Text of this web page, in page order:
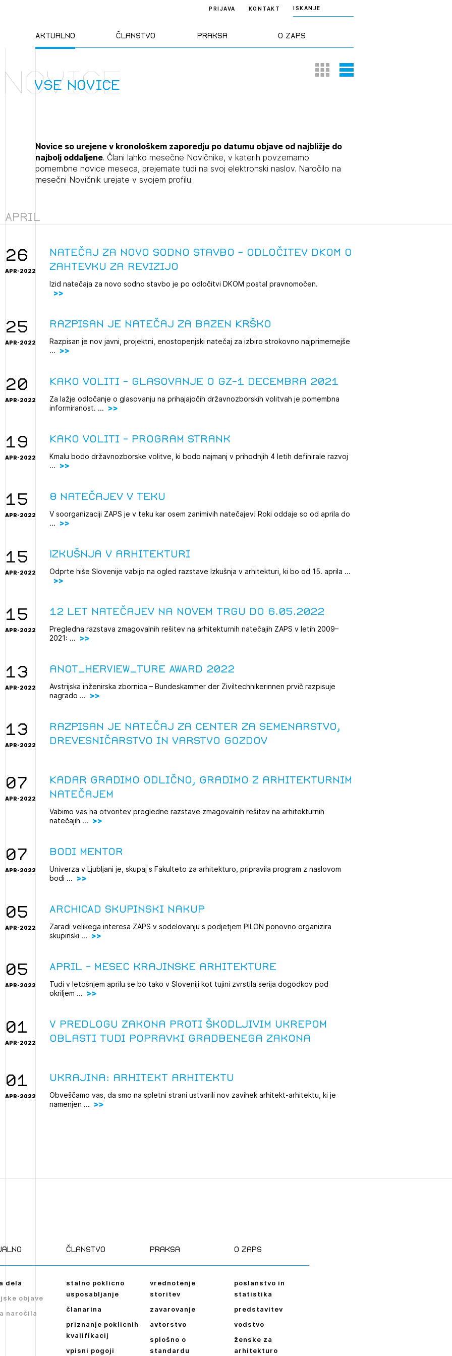
Aktualno Članstvo Praksa O ZAPS
PRIJAVA KONTAKT ISKANJE
Novice
Dogodki
Člani ZAPS
Kandidati za
izpit
Opravljanje
Občinski
Predstavitev
Projekti
potrebno prijaviti.
se s svojim ZAPS uporabniškim imenom in geslom.
SE
REGISTRIRAJTE SE
Thumbnail View
List View
vse novice
Novice
Novice so urejene v kronološkem zaporedju po datumu objave od najbližje do
najbolj oddaljene. Člani lahko mesečne Novičnike, v katerih povzemamo
pomembne novice meseca, prejemate tudi na svoj elektronski naslov. Naročilo na
mesečni Novičnik urejate v svojem profilu.
April
26
APR-2022
Natečaj za novo sodno stavbo - odločitev DKOM o
zahtevku za revizijo
Izid natečaja za novo sodno stavbo je po odločitvi DKOM postal pravnomočen.
25
APR-2022
Razpisan je natečaj za bazen Krško
Razpisan je nov javni, projektni, enostopenjski natečaj za izbiro strokovno najprimernejše
...
20
APR-2022
Kako voliti - glasovanje o GZ-1 decembra 2021
Za lažje odločanje o glasovanju na prihajajočih državnozborskih volitvah je pomembna
informiranost. ...
19
APR-2022
Kako voliti - program strank
Kmalu bodo državnozborske volitve, ki bodo najmanj v prihodnjih 4 letih definirale razvoj
...
15
APR-2022
8 natečajev v teku
V soorganizaciji ZAPS je v teku kar osem zanimivih natečajev! Roki oddaje so od aprila do
...
15
APR-2022
Izkušnja v arhitekturi
Odprte hiše Slovenije vabijo na ogled razstave Izkušnja v arhitekturi, ki bo od 15. aprila ...
15
APR-2022
12 let natečajev na Novem trgu do 6.05.2022
Pregledna razstava zmagovalnih rešitev na arhitekturnih natečajih ZAPS v letih 2009–
2021: ...
13
APR-2022
anot_HERVIEW_ture AWARD 2022
Avstrijska inženirska zbornica – Bundeskammer der Ziviltechnikerinnen prvič razpisuje
nagrado ...
13
APR-2022
Razpisan je natečaj za Center za semenarstvo,
drevesničarstvo in varstvo gozdov
07
APR-2022
Kadar gradimo odlično, gradimo z arhitekturnim
natečajem
Vabimo vas na otvoritev pregledne razstave zmagovalnih rešitev na arhitekturnih
natečajih ...
07
APR-2022
Bodi mentor
Univerza v Ljubljani je, skupaj s Fakulteto za arhitekturo, pripravila program z naslovom
bodi ...
05
APR-2022
ARCHICAD skupinski nakup
Zaradi velikega interesa ZAPS v sodelovanju s podjetjem PILON ponovno organizira
skupinski ...
05
APR-2022
April - mesec krajinske arhitekture
Tudi v letošnjem aprilu se bo tako v Sloveniji kot tujini zvrstila serija dogodkov pod
okriljem ...
01
APR-2022
V predlogu Zakona proti škodljivim ukrepom
oblasti tudi popravki Gradbenega zakona
01
APR-2022
Ukrajina: arhitekt arhitektu
Obveščamo vas, da smo na spletni strani ustvarili nov zavihek arhitekt-arhitektu, ki je
namenjen ...
dela
objave
naročila
članstvo
stalno poklicno
usposabljanje
članarina
priznanje poklicnih
kvalifikacij
vpisni pogoji
praksa
vrednotenje
storitev
zavarovanje
avtorstvo
splošno o
standardu
O zaps
poslanstvo in
statistika
predstavitev
vodstvo
ženske za
arhitekturo
na novičnik
na tekočem z novicami in se naročite na Novičnike.
Mesečni novičnik
Novičnik izobraževanj
Tedenski novičnik javnih naročil
Dnevne medijske objave